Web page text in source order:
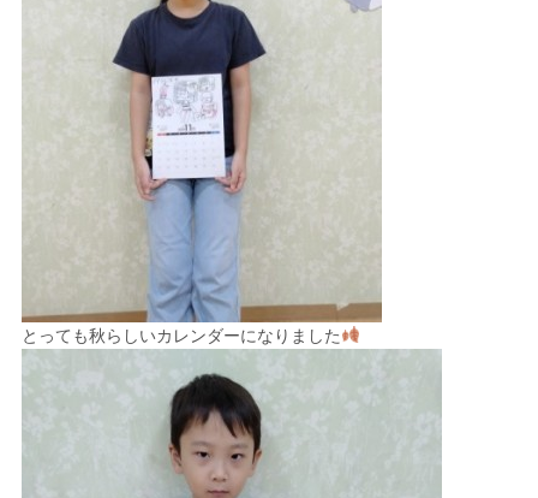
とっても秋らしいカレンダーになりました